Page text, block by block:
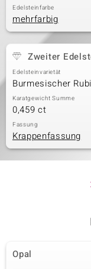
Edelsteinfarbe
mehrfarbig
Zweiter
Edelsteinvarietät
Burmesischer
Karatgewicht Summe
0,459 ct
Fassung
Krappenfassung
Opal